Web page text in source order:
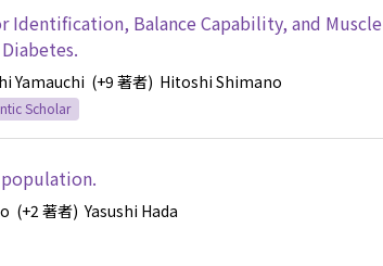
Balance Capability, and
Yamauchi (+9 著者) Hitoshi Shimano
Scholar
population.
(+2 著者) Yasushi Hada